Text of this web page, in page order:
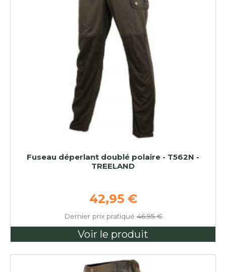
Fuseau déperlant doublé polaire - T562N -
TREELAND
Prix de base
42,95 €
Dernier prix pratiqué46.95 €
Voir le produit